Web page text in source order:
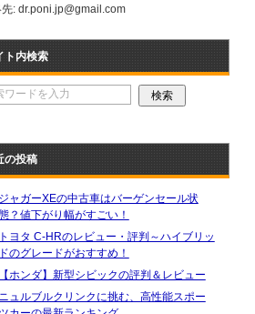
: dr.poni.jp@gmail.com
ト内検索
の投稿
ジャガーXEの中古車はバーゲンセール状
？値下がり幅がすごい！
トヨタ C-HRのレビュー・評判～ハイブリッ
ドのグレードがおすすめ！
【ホンダ】新型シビックの評判＆レビュー
ニュルブルクリンクに挑む、高性能スポー